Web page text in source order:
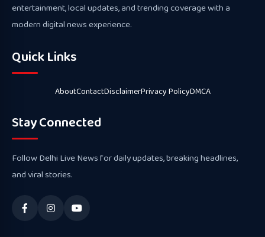
entertainment, local updates, and trending coverage with a
modern digital news experience.
Quick Links
AboutContactDisclaimerPrivacy PolicyDMCA
Stay Connected
Follow Delhi Live News for daily updates, breaking headlines,
and viral stories.